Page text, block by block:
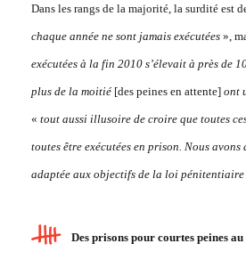
Dans les rangs de la majorité, la surdité est
chaque année ne sont jamais exécutées »,
exécutées à la fin 2010 s’élevait à près de
plus de la moitié [des peines en attente] ont
« tout aussi illusoire de croire que toutes
toutes être exécutées en prison. Nous
adaptée aux objectifs de la loi pénitentiaire
Des prisons pour courtes peines